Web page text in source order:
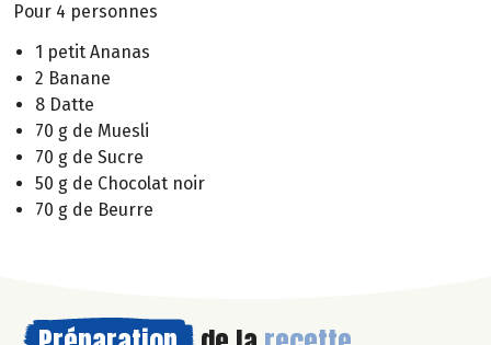
Pour 4 personnes
1 petit Ananas
2 Banane
8 Datte
70 g de Muesli
70 g de Sucre
50 g de Chocolat noir
70 g de Beurre